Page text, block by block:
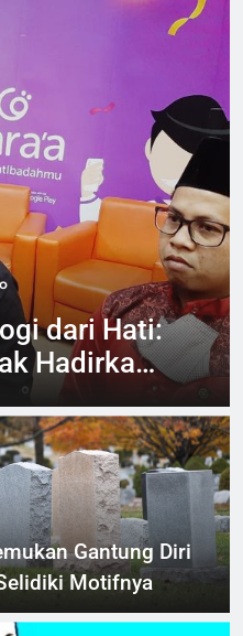
SPPG
Sambil
Klarifikasi
Gantung Diri
Motifnya